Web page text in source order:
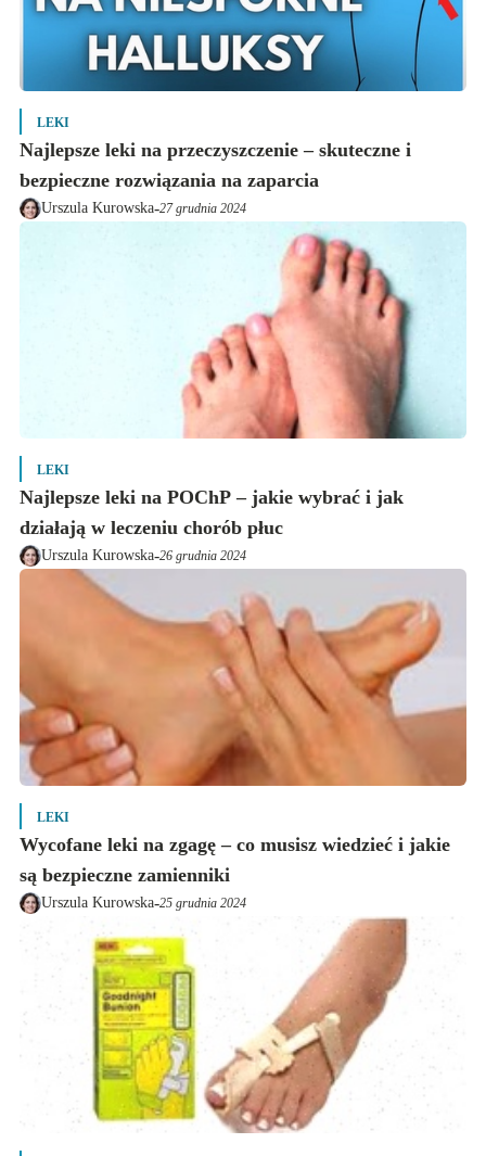
LEKI
Najlepsze leki na przeczyszczenie – skuteczne i
bezpieczne rozwiązania na zaparcia
Urszula Kurowska-27 grudnia 2024
LEKI
Najlepsze leki na POChP – jakie wybrać i jak
działają w leczeniu chorób płuc
Urszula Kurowska-26 grudnia 2024
LEKI
Wycofane leki na zgagę – co musisz wiedzieć i jakie
są bezpieczne zamienniki
Urszula Kurowska-25 grudnia 2024